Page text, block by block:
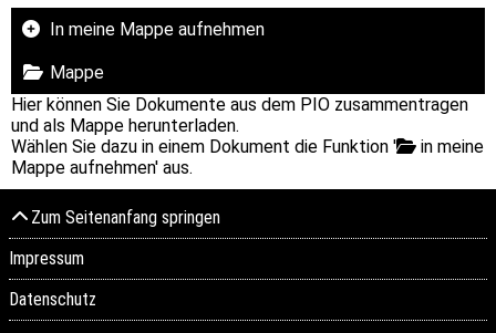
In meine Mappe aufnehmen
Mappe
Hier können Sie Dokumente aus dem PIO zusammentragen
und als Mappe herunterladen.
Wählen Sie dazu in einem Dokument die Funktion '
in meine
Mappe aufnehmen' aus.
Zum Seitenanfang springen
Impressum
Datenschutz